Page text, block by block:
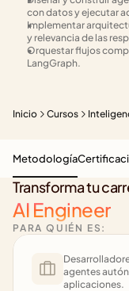
con datos y ejecutar
Implementar
y relevancia de las
Orquestar flujos
LangGraph.
Inicio Cursos
Transforma tu
AI Engineer
PARA QUIÉN ES:
agentes
aplicaciones.
Metodología